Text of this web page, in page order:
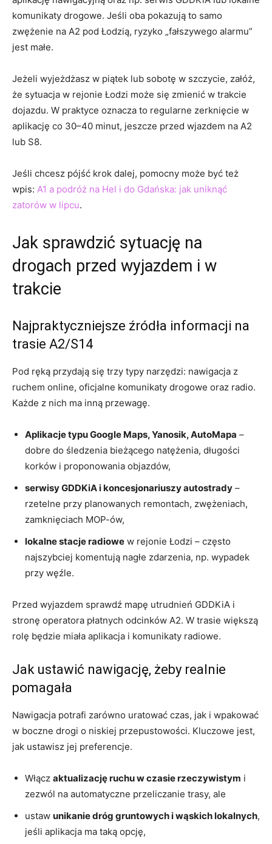
komunikaty drogowe. Jeśli oba pokazują to samo
zwężenie na A2 pod Łodzią, ryzyko „fałszywego alarmu”
jest małe.
Jeżeli wyjeżdżasz w piątek lub sobotę w szczycie, załóż,
że sytuacja w rejonie Łodzi może się zmienić w trakcie
dojazdu. W praktyce oznacza to regularne zerknięcie w
aplikację co 30–40 minut, jeszcze przed wjazdem na A2
lub S8.
Jeśli chcesz pójść krok dalej, pomocny może być też
wpis: A1 a podróż na Hel i do Gdańska: jak uniknąć
zatorów w lipcu.
Jak sprawdzić sytuację na
drogach przed wyjazdem i w
trakcie
Najpraktyczniejsze źródła informacji na
trasie A2/S14
Pod ręką przydają się trzy typy narzędzi: nawigacja z
ruchem online, oficjalne komunikaty drogowe oraz radio.
Każde z nich ma inną przewagę.
Aplikacje typu Google Maps, Yanosik, AutoMapa –
dobre do śledzenia bieżącego natężenia, długości
korków i proponowania objazdów,
serwisy GDDKiA i koncesjonariuszy autostrady –
rzetelne przy planowanych remontach, zwężeniach,
zamknięciach MOP-ów,
lokalne stacje radiowe w rejonie Łodzi – często
najszybciej komentują nagłe zdarzenia, np. wypadek
przy węźle.
Przed wyjazdem sprawdź mapę utrudnień GDDKiA i
stronę operatora płatnych odcinków A2. W trasie większą
rolę będzie miała aplikacja i komunikaty radiowe.
Jak ustawić nawigację, żeby realnie
pomagała
Nawigacja potrafi zarówno uratować czas, jak i wpakować
w boczne drogi o niskiej przepustowości. Kluczowe jest,
jak ustawisz jej preferencje.
Włącz aktualizację ruchu w czasie rzeczywistym i
zezwól na automatyczne przeliczanie trasy, ale
ustaw unikanie dróg gruntowych i wąskich lokalnych,
jeśli aplikacja ma taką opcję,